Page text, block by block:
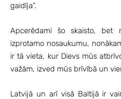
gaidīja”.
Apcerēdami šo skaisto, bet
izprotamo nosaukumu,
ir tā vieta, kur Dievs mūs
važām, izved mūs brīvībā un
Latvijā un arī visā Baltijā ir